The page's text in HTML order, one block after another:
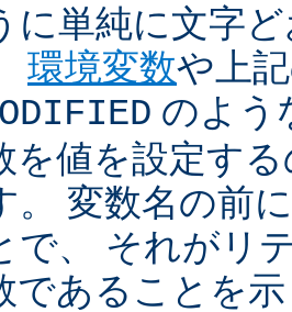
に単純に文字
環境変数や上
のよう
を値を設定す
。 変数名の前
で、 それがリ
であることを